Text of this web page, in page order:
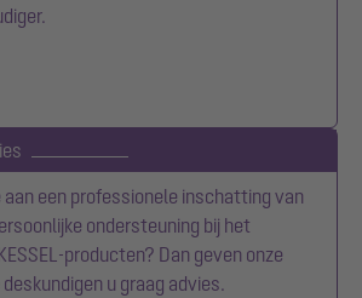
aan een professionele inschatting van
ondersteuning bij het
producten? Dan geven onze
u graag advies.